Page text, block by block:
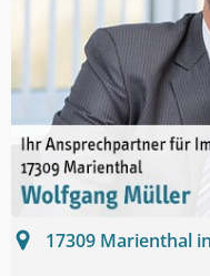
17309 Marienthal